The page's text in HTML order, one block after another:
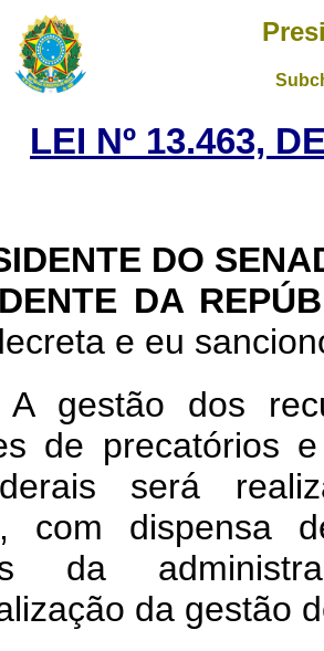
LEI Nº 13.463,
DO
DA
e eu
A gestão dos
de precatórios
será
com dispensa
da
da gestão